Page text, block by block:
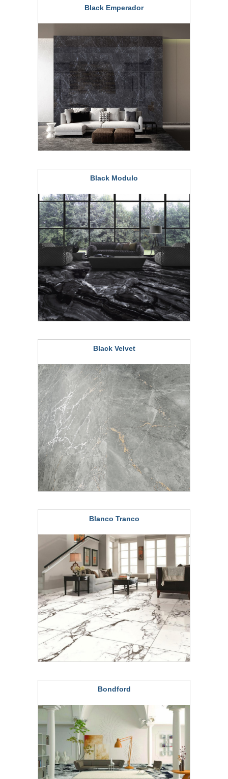
Black Emperador
Black Modulo
Black Velvet
Blanco Tranco
Bondford